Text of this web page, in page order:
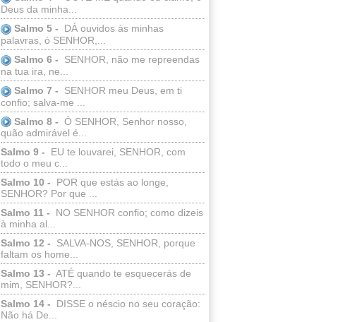
Deus da minha...
Salmo 5 -
DÁ ouvidos às minhas
palavras, ó SENHOR,...
Salmo 6 -
SENHOR, não me repreendas
na tua ira, ne...
Salmo 7 -
SENHOR meu Deus, em ti
confio; salva-me ...
Salmo 8 - Ó SENHOR, Senhor nosso,
quão admirável é...
Salmo 9 -
EU te louvarei, SENHOR, com
todo o meu c...
Salmo 10 -
POR que estás ao longe,
SENHOR? Por que ...
Salmo 11 -
NO SENHOR confio; como dizeis
à minha al...
Salmo 12 -
SALVA-NOS, SENHOR, porque
faltam os home...
Salmo 13 - ATÉ quando te esquecerás de
mim, SENHOR?...
Salmo 14 -
DISSE o néscio no seu coração:
Não há De...